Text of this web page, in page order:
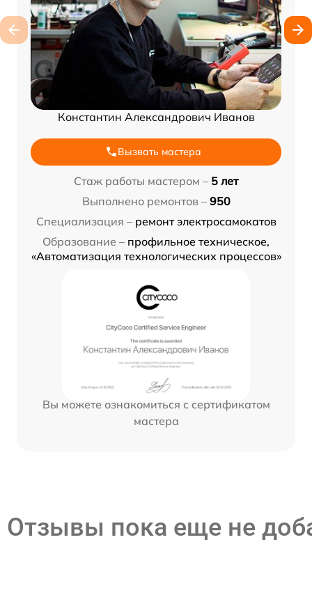
Константин Александрович Иванов
Вызвать мастера
Стаж работы мастером – 5 лет
Выполнено ремонтов – 950
Специализация – ремонт электросамокатов
Образование – профильное техническое,
«Автоматизация технологических процессов»
Вы можете ознакомиться с сертификатом
мастера
Отзывы пока еще не